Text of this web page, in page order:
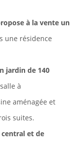
à la vente un
une résidence
jardin de 140
à
aménagée et
suites.
et de